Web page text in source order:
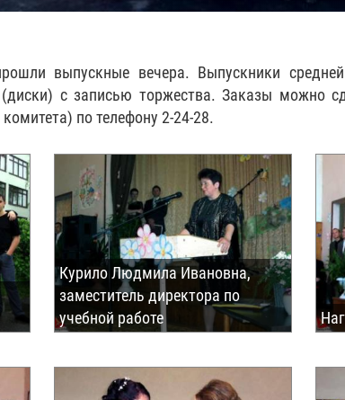
выпускные вечера. Выпускники
с записью торжества. Заказы можно
по телефону 2-24-28.
Курило Людмила Ивановна,
заместитель директора по
учебной работе